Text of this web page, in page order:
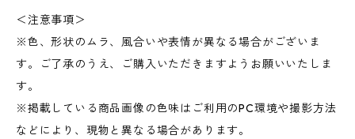
＜注意事項＞
※色、形状のムラ、風合いや表情が異なる場合がございま
す。ご了承のうえ、ご購入いただきますようお願いいたしま
す。
※掲載している商品画像の色味はご利用のPC環境や撮影方法
などにより、現物と異なる場合があります。